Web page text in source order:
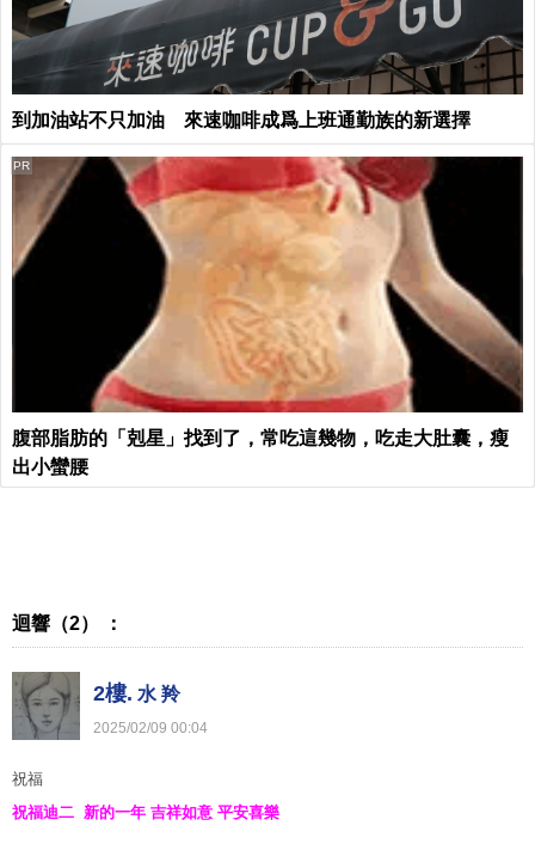
到加油站不只加油 來速咖啡成爲上班通勤族的新選擇
腹部脂肪的「剋星」找到了，常吃這幾物，吃走大肚囊，瘦
出小蠻腰
PR
迴響（2） ：
2樓. 水 羚
2025/02/09 00:04
祝福
祝福迪二 新的一年 吉祥如意 平安喜樂